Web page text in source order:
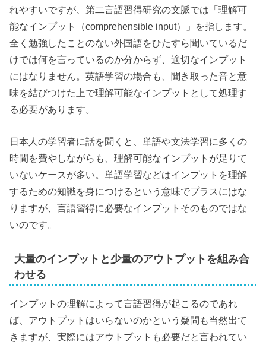
れやすいですが、第二言語習得研究の文脈では「理解可
能なインプット（comprehensible input）」を指します。
全く勉強したことのない外国語をひたすら聞いているだ
けでは何を言っているのか分からず、適切なインプット
にはなりません。英語学習の場合も、聞き取った音と意
味を結びつけた上で理解可能なインプットとして処理す
る必要があります。
日本人の学習者に話を聞くと、単語や文法学習に多くの
時間を費やしながらも、理解可能なインプットが足りて
いないケースが多い。単語学習などはインプットを理解
するための知識を身につけるという意味でプラスにはな
りますが、言語習得に必要なインプットそのものではな
いのです。
大量のインプットと少量のアウトプットを組み合
わせる
インプットの理解によって言語習得が起こるのであれ
ば、アウトプットはいらないのかという疑問も当然出て
きますが、実際にはアウトプットも必要だと言われてい